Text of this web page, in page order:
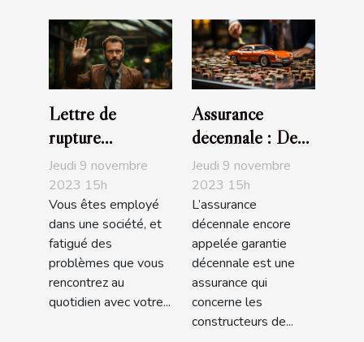
Lettre de
rupture
conventionnelle :
que faut-il
savoir ?
Jeudi 9 novembre
2023 15h
Vous êtes employé
dans une société, et
fatigué des
problèmes que vous
rencontrez au
quotidien avec votre...
Assurance
décennale : De
quoi s’agit-il ?
Jeudi 9 novembre
2023 15h
L’assurance
décennale encore
appelée garantie
décennale est une
assurance qui
concerne les
constructeurs de...